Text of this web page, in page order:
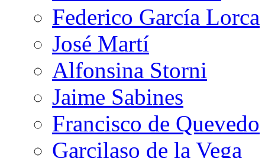
Federico García Lorca
José Martí
Alfonsina Storni
Jaime Sabines
Francisco de Quevedo
Garcilaso de la Vega